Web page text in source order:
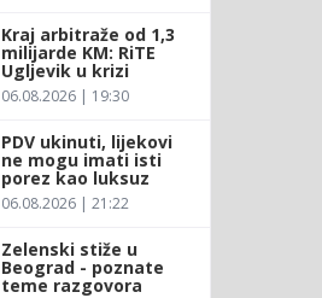
Kraj arbitraže od 1,3
milijarde KM: RiTE
Ugljevik u krizi
06.08.2026 | 19:30
PDV ukinuti, lijekovi
ne mogu imati isti
porez kao luksuz
06.08.2026 | 21:22
Zelenski stiže u
Beograd - poznate
teme razgovora